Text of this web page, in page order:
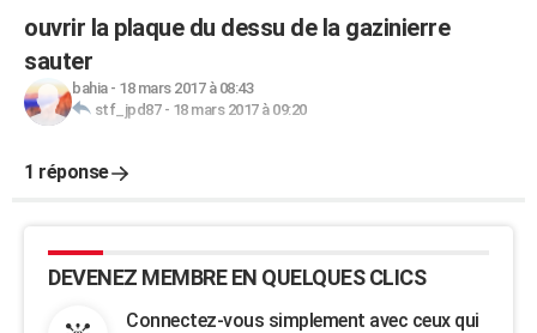
ouvrir la plaque du dessu de la gazinierre
sauter
bahia- 18 mars 2017 à 08:43
stf_jpd87- 18 mars 2017 à 09:20
1 réponse
DEVENEZ MEMBRE EN QUELQUES CLICS
Connectez-vous simplement avec ceux qui